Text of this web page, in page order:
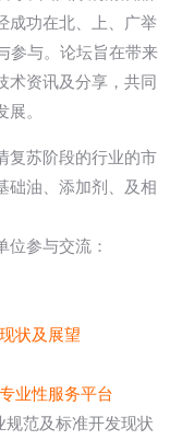
成功在北、上、广举
参与。论坛旨在带来
术资讯及分享，共同
。
复苏阶段的行业的市
础油、添加剂、及相
位参与交流：
状及展望
业性服务平台
范及标准开发现状